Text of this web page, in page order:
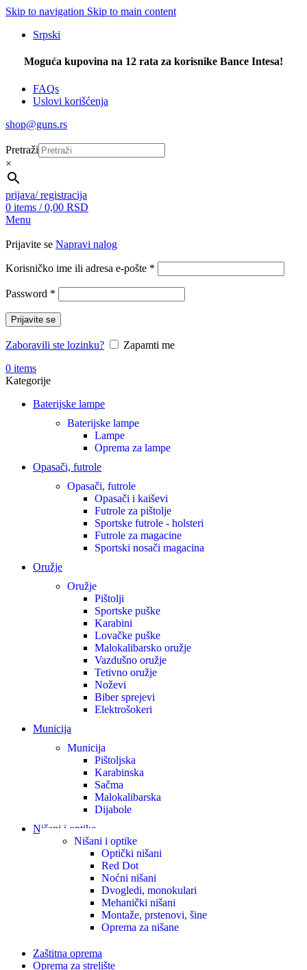
Skip to navigation Skip to main content
Srpski
Moguća kupovina na 12 rata za korisnike Bance Intesa!
FAQs
Uslovi korišćenja
shop@guns.rs
Pretraži
×
prijava/ registracija
0 items / 0,00 RSD
Menu
Prijavite se Napravi nalog
Korisničko ime ili adresa e-pošte *
Password *
Prijavite se
Zaboravili ste lozinku?
Zapamti me
0 items
Kategorije
Baterijske lampe
Baterijske lampe
Lampe
Oprema za lampe
Opasači, futrole
Opasači, futrole
Opasači i kaiševi
Futrole za pištolje
Sportske futrole - holsteri
Futrole za magacine
Sportski nosači magacina
Oružje
Oružje
Pištolji
Sportske puške
Karabini
Lovačke puške
Malokalibarsko oružje
Vazdušno oružje
Tetivno oružje
Noževi
Biber sprejevi
Elektrošokeri
Municija
Municija
Pištoljska
Karabinska
Sačma
Malokalibarska
Dijabole
Nišani i optike
Nišani i optike
Optički nišani
Red Dot
Noćni nišani
Dvogledi, monokulari
Mehanički nišani
Montaže, prstenovi, šine
Oprema za nišane
Zaštitna oprema
Oprema za strelište